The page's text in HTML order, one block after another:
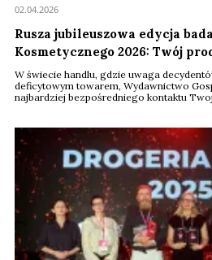
Rusza jubileuszowa edycja
Kosmetycznego 2026: Twój
najważniejszych kupców w
W świecie handlu, gdzie uwaga
deficytowym towarem, Wydawnictwo
najbardziej bezpośredniego kontaktu
decyduje popularność, lecz twarda,
zarządzających półkami w największych
02.04.2026